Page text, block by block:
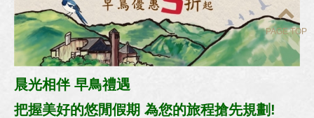
晨光相伴 早鳥禮遇
把握美好的悠閒假期 為您的旅程搶先規劃!
PAGE TOP